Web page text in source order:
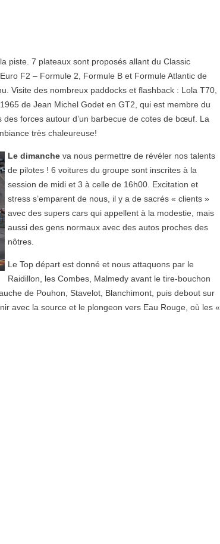
piste. 7 plateaux sont proposés allant du Classic
F2 – Formule 2, Formule B et Formule Atlantic de
Visite des nombreux paddocks et flashback : Lola T70,
de Jean Michel Godet en GT2, qui est membre du
forces autour d’un barbecue de cotes de bœuf. La
très chaleureuse!
Le dimanche va nous permettre de révéler nos talents
de pilotes ! 6 voitures du groupe sont inscrites à la
session de midi et 3 à celle de 16h00. Excitation et
stress s’emparent de nous, il y a de sacrés « clients »
avec des supers cars qui appellent à la modestie, mais
aussi des gens normaux avec des autos proches des
nôtres.
Le Top départ est donné et nous attaquons par le
Raidillon, les Combes, Malmedy avant le tire-bouchon
de Pouhon, Stavelot, Blanchimont, puis debout sur
avec la source et le plongeon vers Eau Rouge, où les «